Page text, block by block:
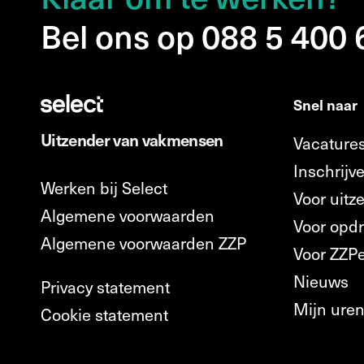
Bel ons op 088 5 400
Uitzender van vakmensen
Werken bij Select
Algemene voorwaarden
Algemene voorwaarden ZZP
Privacy statement
Cookie statement
Snel naar
Voor
Voor
Voor
Nieuws
Mijn uren